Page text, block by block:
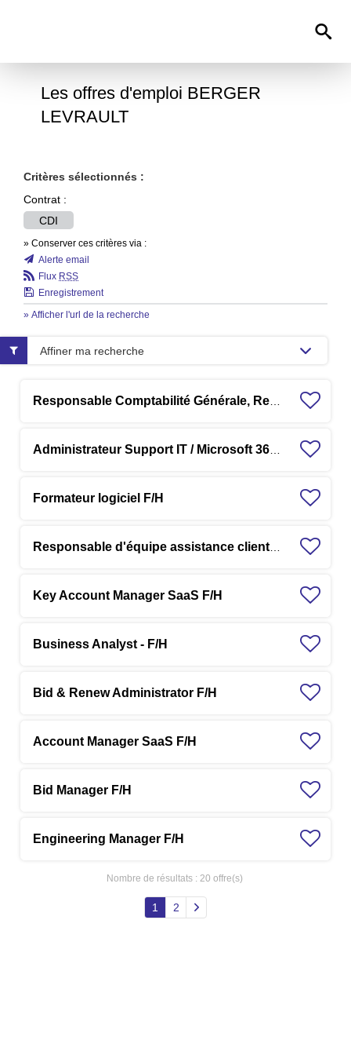
Les offres d'emploi BERGER
LEVRAULT
Critères sélectionnés :
Contrat :
CDI
» Conserver ces critères via :
Alerte email
Flux RSS
Enregistrement
» Afficher l'url de la recherche
Formateur logiciel F/H
Key Account Manager SaaS F/H
Business Analyst - F/H
Bid & Renew Administrator F/H
Account Manager SaaS F/H
Bid Manager F/H
Engineering Manager F/H
Affiner ma recherche
Nombre de résultats : 20 offre(s)
1 2